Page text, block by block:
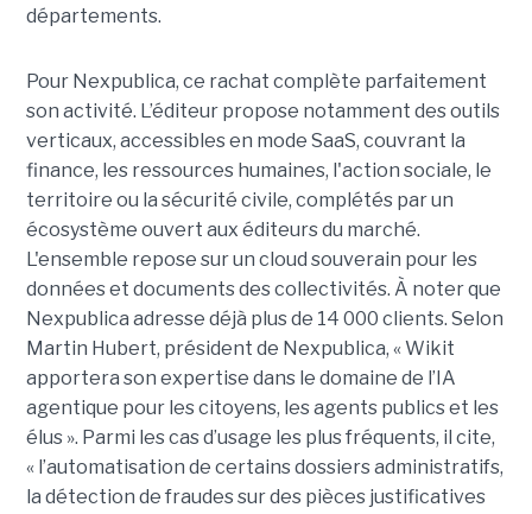
départements.
Pour Nexpublica, ce rachat complète parfaitement
son activité. L’éditeur propose notamment des outils
verticaux, accessibles en mode SaaS, couvrant la
finance, les ressources humaines, l'action sociale, le
territoire ou la sécurité civile, complétés par un
écosystème ouvert aux éditeurs du marché.
L'ensemble repose sur un cloud souverain pour les
données et documents des collectivités. À noter que
Nexpublica adresse déjà plus de 14 000 clients. Selon
Martin Hubert, président de Nexpublica, « Wikit
apportera son expertise dans le domaine de l’IA
agentique pour les citoyens, les agents publics et les
élus ». Parmi les cas d’usage les plus fréquents, il cite,
« l’automatisation de certains dossiers administratifs,
la détection de fraudes sur des pièces justificatives